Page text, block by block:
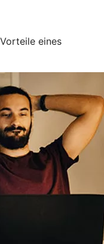
eines